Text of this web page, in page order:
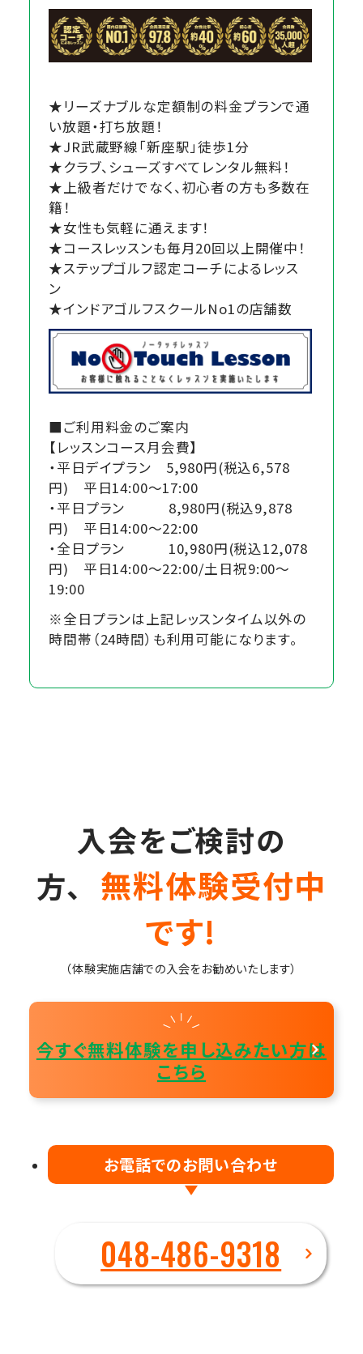
★リーズナブルな定額制の料金プランで通
い放題・打ち放題！
★JR武蔵野線「新座駅」徒歩1分
★クラブ、シューズすべてレンタル無料！
★上級者だけでなく、初心者の方も多数在
籍！
★女性も気軽に通えます！
★コースレッスンも毎月20回以上開催中！
★ステップゴルフ認定コーチによるレッス
ン
★インドアゴルフスクールNo1の店舗数
■ご利用料金のご案内
【レッスンコース月会費】
・平日デイプラン 5,980円(税込6,578
円) 平日14:00～17:00
・平日プラン 8,980円(税込9,878
円) 平日14:00～22:00
・全日プラン 10,980円(税込12,078
円) 平日14:00～22:00/土日祝9:00～
19:00
※全日プランは上記レッスンタイム以外の
時間帯（24時間）も利用可能になります。
入会をご検討の
方、 無料体験受付中
です!
（体験実施店舗での入会をお勧めいたします）
今すぐ無料体験を申し込みたい方は
こちら
お電話でのお問い合わせ
048-486-9318